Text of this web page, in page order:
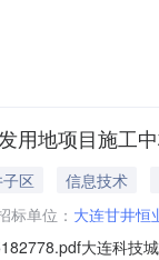
建科工集团有限公
用地项目施工
区
信息技术
标单位： 大连甘井恒
大连科技